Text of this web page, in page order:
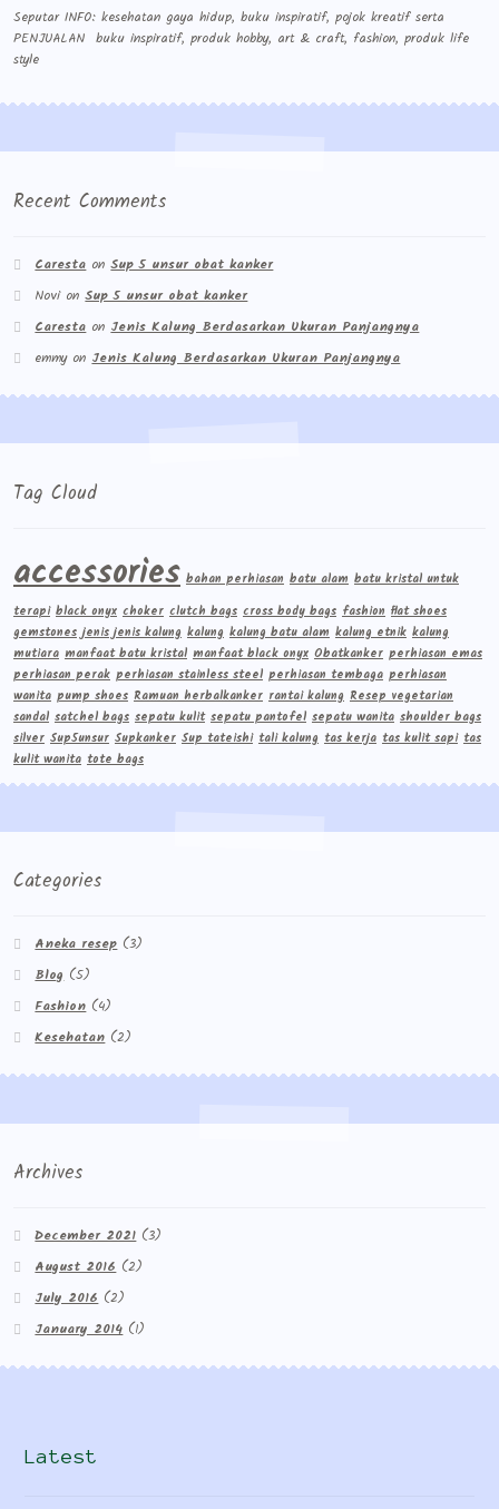
Seputar INFO: kesehatan gaya hidup, buku inspiratif, pojok kreatif serta
PENJUALAN buku inspiratif, produk hobby, art & craft, fashion, produk life
style
Recent Comments
Caresta onSup 5 unsur obat kanker
NovionSup 5 unsur obat kanker
Caresta on Jenis Kalung Berdasarkan Ukuran Panjangnya
emmyon Jenis Kalung Berdasarkan Ukuran Panjangnya
Tag Cloud
accessories bahan perhiasan batu alam batu kristal untuk
terapi black onyx choker clutch bags cross body bags fashion flat shoes
gemstones jenis jenis kalung kalung kalung batu alam kalung etnik kalung
mutiara manfaat batu kristal manfaat black onyx Obatkanker perhiasan emas
perhiasan perak perhiasan stainless steel perhiasan tembaga perhiasan
wanita pump shoes Ramuan herbalkanker rantai kalung Resep vegetarian
sandal satchel bags sepatu kulit sepatu pantofel sepatu wanita shoulder bags
silver Sup5unsur Supkanker Sup tateishi tali kalung tas kerja tas kulit sapi tas
kulit wanita tote bags
Categories
Aneka resep(3)
Blog(5)
Fashion(4)
Kesehatan(2)
Archives
December 2021(3)
August 2016(2)
July 2016(2)
January 2014(1)
Latest